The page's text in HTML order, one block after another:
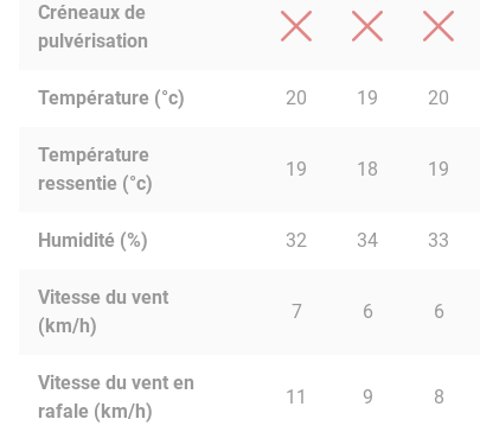
Créneaux de
pulvérisation
Température (°c) 20 19 20
Température
ressentie (°c)
19 18 19
Humidité (%) 32 34 33
Vitesse du vent
(km/h)
7 6 6
Vitesse du vent en
rafale (km/h)
11 9 8